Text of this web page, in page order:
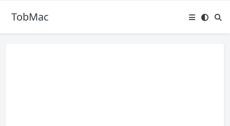
TobMac